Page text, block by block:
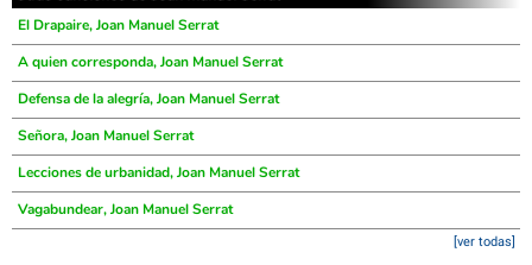
El Drapaire, Joan Manuel Serrat
A quien corresponda, Joan Manuel Serrat
Defensa de la alegría, Joan Manuel Serrat
Señora, Joan Manuel Serrat
Lecciones de urbanidad, Joan Manuel Serrat
Vagabundear, Joan Manuel Serrat
[ver todas]